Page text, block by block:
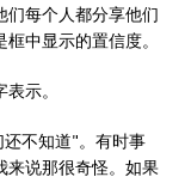
们每个人都分享他们
中显示的置信度。
示。
不知道"。有时事
来说那很奇怪。如果